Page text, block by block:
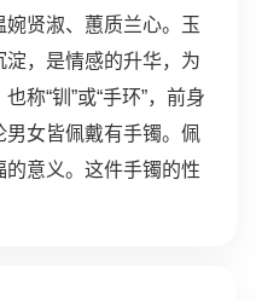
贤淑、蕙质兰心。玉
，是情感的升华，为
称“钏”或“手环”，前身
男女皆佩戴有手镯。佩
意义。这件手镯的性